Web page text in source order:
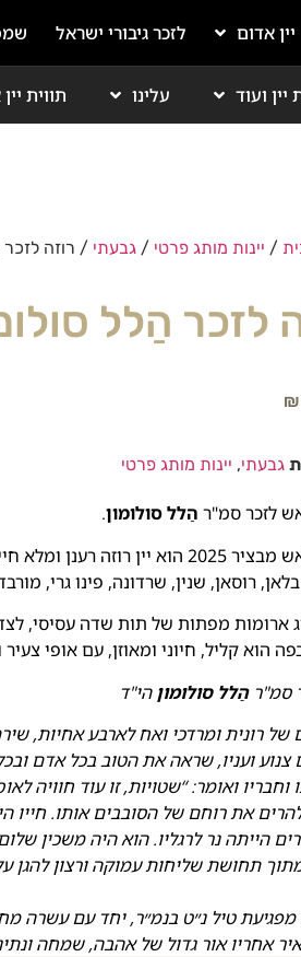
יין אדום לזכר גיבורי ישראל
יין ועוד עלינו תווית
/ יינות מותג פרטי / גבעתי / רוזה לזכר
לזכר הַלל
₪
גבעתי, יינות מותג פרטי
לזכר סמ"ר הַלל סולומון.
רוזה בלאש מבציר 2025 הוא יין
בלאן, רוסאן, שנין, שרדונה, פינו גרי,
ארומות מפתות של תות שדה עסיסי, לצד
הוא קליל, חיוני ומאוזן, עם אופי
סמ"רהַלל סולומון הי"ד
של רונית ומרדכי ואח לארבע אחיות,
צנוע ועניו, שראה את הטוב בכל אדם
ואומר: “שטויות, זו עוד חוויה
את רוחם של הסובבים אותו. חייו
הייתה נר לרגליו. הוא היה משכין
תחושת שליחות עמוקה ורצון
מפגיעת טיל נ״ט בנמ״ר, יחד עם עשרה
אחריו אור גדול של אהבה, שמחה